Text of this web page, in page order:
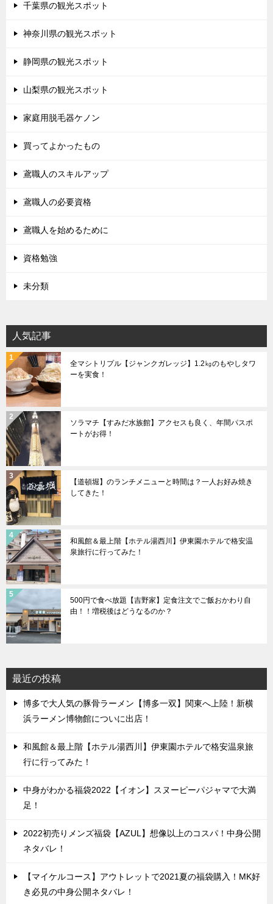
千葉県の観光スポット
神奈川県の観光スポット
静岡県の観光スポット
山梨県の観光スポット
家庭用脱毛器ケノン
買ってよかったもの
鳶職人のスキルアップ
鳶職人の必要資格
鳶職人を始めるために
資格勉強
未分類
人気記事
全マシトリプル【ジャンクガレッジ】1.2㎏のもやしタワ
ーを実食！
ソラマチ【すみだ水族館】アクセスも良く、年間パスポ
ートがお得！
【道頓堀】のランチメニューと時間は？一人お好み焼き
してきた！
和風館＆最上階【ホテル湯西川】伊東園ホテルで格安温
泉旅行に行ってみた！
500円で食べ放題【吉野家】定食注文でご飯おかわり自
由！！増税後はどうなるのか？
最近の投稿
博多で大人気の豚骨ラーメン【博多一双】関東へ上陸！新横
浜ラーメン博物館についに出店！
和風館＆最上階【ホテル湯西川】伊東園ホテルで格安温泉旅
行に行ってみた！
中身がわかる福袋2022【イオン】スヌーピーパジャマで大満
足！
2022初売りメンズ福袋【AZUL】想像以上のコスパ！中身公開
ネタバレ！
【マイケルコース】アウトレットで2021夏の福袋購入！MK好
き必見の中身公開ネタバレ！